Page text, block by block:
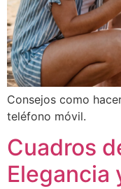
Consejos como
teléfono móvil.
Cuadros
Elegancia